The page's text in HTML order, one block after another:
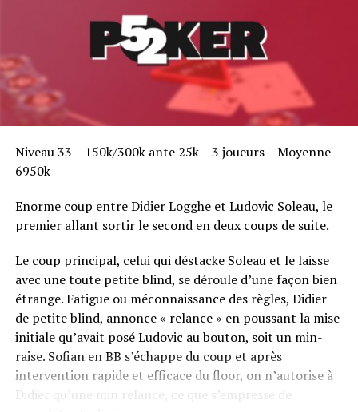
Niveau 33 – 150k/300k ante 25k – 3 joueurs – Moyenne
6950k
Enorme coup entre Didier Logghe et Ludovic Soleau, le
premier allant sortir le second en deux coups de suite.
Le coup principal, celui qui déstacke Soleau et le laisse
avec une toute petite blind, se déroule d’une façon bien
étrange. Fatigue ou méconnaissance des règles, Didier
de petite blind, annonce « relance » en poussant la mise
initiale qu’avait posé Ludovic au bouton, soit un min-
raise. Sofian en BB s’échappe du coup et après
intervention rapide et efficace du floor, on n’autorise à
Didier qu’une min relance, ce que s’empresse de